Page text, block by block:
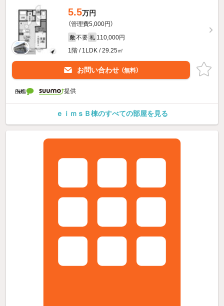
5.5万円
（管理費5,000円）
敷 不要 礼 110,000円
1階 / 1LDK / 29.25㎡
お問い合わせ （無料）
提供
ｅｉｍｓＢ棟のすべての部屋を見る